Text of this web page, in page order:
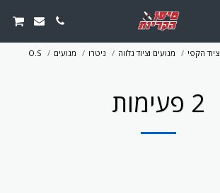
ציוד הקפי מנועים וציוד נלווה ניטרו מנועים
O.S
2 פעימות